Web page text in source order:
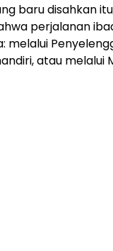
baru disahkan
perjalanan
melalui
atau melalui